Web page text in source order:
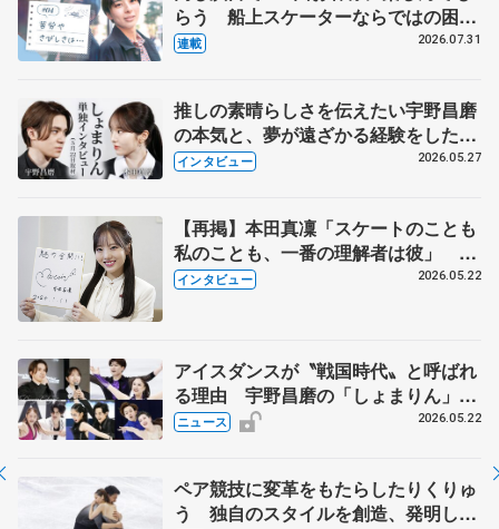
らう 船上スケーターならではの困難
とは 影響あったPIW前キャプテン松
連載 2026.07.31
推しの素晴らしさを伝えたい宇野昌磨
の本気と、夢が遠ざかる経験をした本
田真凜の覚悟
インタビュー 2026.05.27
【再掲】本田真凜「スケートのことも
私のことも、一番の理解者は彼」 引
退時の単独インタビューで語った競技
インタビュー 2026.05.22
アイスダンスが〝戦国時代〟と呼ばれ
る理由 宇野昌磨の「しょまりん」ら
実力者が相次いで参戦 国内の競争激
ニュース 2026.05.22
ペア競技に変革をもたらしたりくりゅ
う 独自のスタイルを創造、発明した